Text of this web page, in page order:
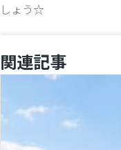
しょう☆
関連記事